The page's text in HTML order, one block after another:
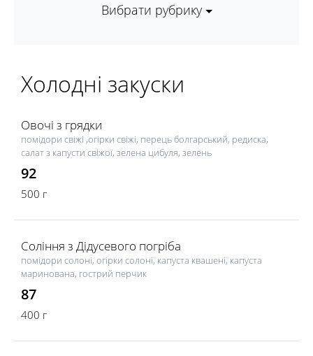
Вибрати рубрику
Холодні закуски
Овочі з грядки
помідори свіжі ,огірки свіжі, перець болгарський, редиска,
салат з капусти свіжої, зелена цибуля, зелень
92
500 г
Соління з Дідусевого погріба
помідори солоні, огірки солоні, капуста квашені, капуста
маринована, гострий перчик
87
400 г